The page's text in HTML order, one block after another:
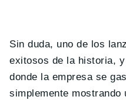
Sin duda, uno de los
exitosos de la historia,
donde la empresa se
simplemente mostrando